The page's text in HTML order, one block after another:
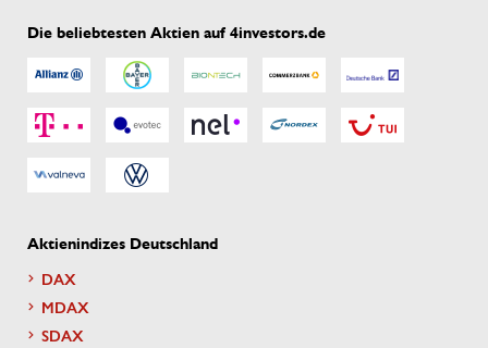
Die beliebtesten Aktien auf 4investors.de
Aktienindizes Deutschland
DAX
MDAX
SDAX